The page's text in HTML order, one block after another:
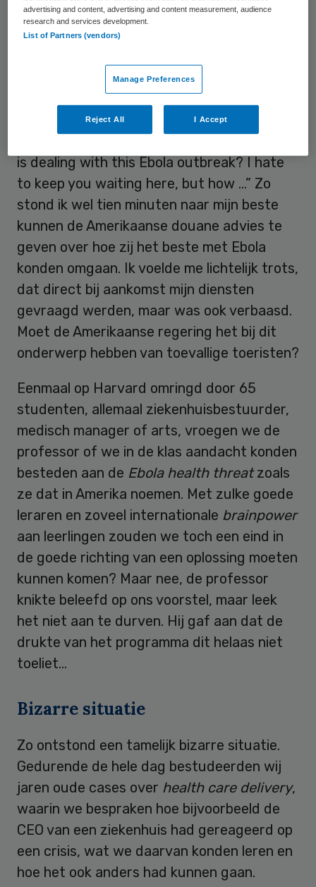
doen.
Na dit antwoord sloeg haar houding om als
een blad aan een boom. “Oh, can I ask you
is dealing with this Ebola outbreak? I hate
to keep you waiting here, but how …” Zo
stond ik wel tien minuten naar mijn beste
kunnen de Amerikaanse douane advies te
geven over hoe zij het beste met Ebola
konden omgaan. Ik voelde me lichtelijk trots,
dat direct bij aankomst mijn diensten
gevraagd werden, maar was ook verbaasd.
Moet de Amerikaanse regering het bij dit
onderwerp hebben van toevallige toeristen?
Eenmaal op Harvard omringd door 65
studenten, allemaal ziekenhuisbestuurder,
medisch manager of arts, vroegen we de
professor of we in de klas aandacht konden
besteden aan de Ebola health threatzoals
ze dat in Amerika noemen. Met zulke goede
leraren en zoveel internationale brainpower
aan leerlingen zouden we toch een eind in
de goede richting van een oplossing moeten
kunnen komen? Maar nee, de professor
knikte beleefd op ons voorstel, maar leek
het niet aan te durven. Hij gaf aan dat de
drukte van het programma dit helaas niet
toeliet…
Bizarre situatie
Zo ontstond een tamelijk bizarre situatie.
Gedurende de hele dag bestudeerden wij
jaren oude cases over health care delivery,
waarin we bespraken hoe bijvoorbeeld de
CEO van een ziekenhuis had gereageerd op
een crisis, wat we daarvan konden leren en
hoe het ook anders had kunnen gaan.
advertising and content, advertising and content measurement, audience
research and services development.
List of Partners (vendors)
Manage Preferences
Reject All I Accept